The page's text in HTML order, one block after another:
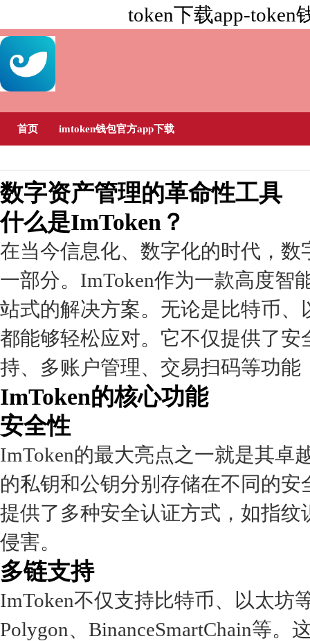
token下载app-token
首页 imtoken钱包官方app下载
数字资产管理的革命性工具
什么是ImToken？
在当今信息化、数字化的时代，
一部分。ImToken作为一款高度智
站式的解决方案。无论是比特币
都能够轻松应对。它不仅提供了
持、多账户管理、交易扫码等功
ImToken的核心功能
安全性
ImToken的最大亮点之一就是其卓
的私钥和公钥分别存储在不同的
提供了多种安全认证方式，如指
侵害。
多链支持
ImToken不仅支持比特币、以太坊
Polygon、BinanceSmartChain等